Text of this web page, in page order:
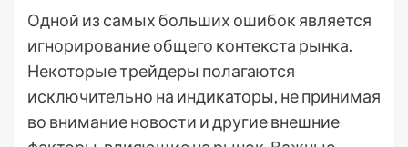
Одной из самых больших ошибок является
игнорирование общего контекста рынка.
Некоторые трейдеры полагаются
исключительно на индикаторы, не принимая
во внимание новости и другие внешние